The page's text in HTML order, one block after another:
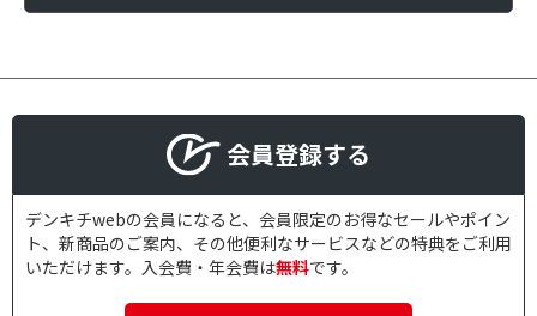
会員登録する
デンキチwebの会員になると、会員限定のお得なセールやポイン
ト、新商品のご案内、その他便利なサービスなどの特典をご利用
いただけます。入会費・年会費は無料です。